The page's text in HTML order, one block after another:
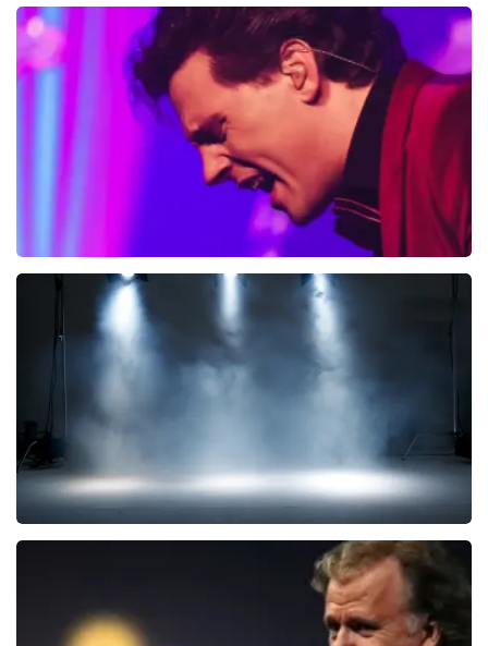
40 45 De Musical
2588+reviews
BEKIJKEN
Bouke And The Elvis Matters Band
961+ reviews
BEKIJKEN
BEKIJKEN